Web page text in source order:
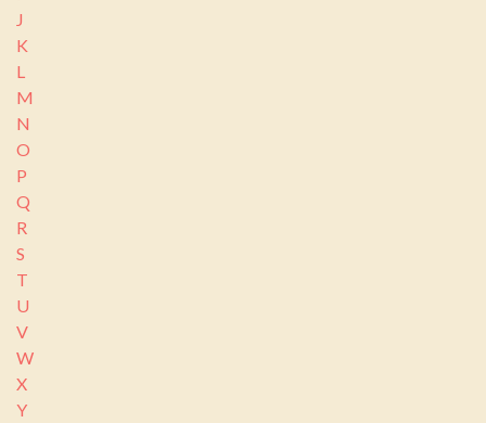
J
K
L
M
N
O
P
Q
R
S
T
U
V
W
X
Y